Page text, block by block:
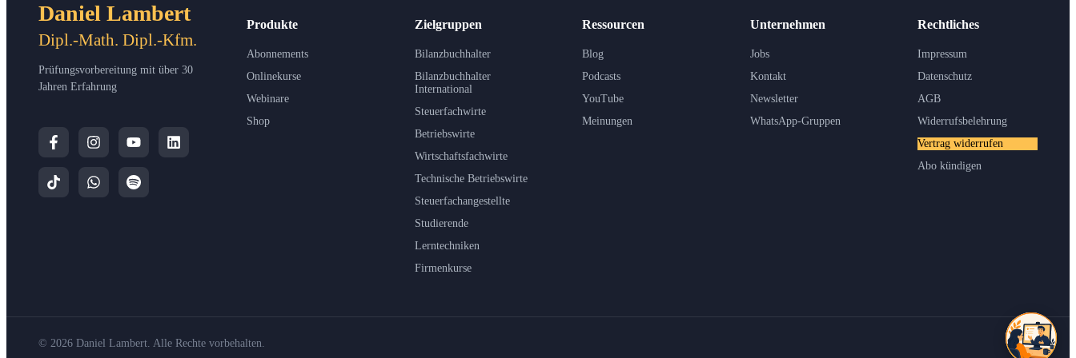
Daniel Lambert
Dipl.-Math. Dipl.-Kfm.
Prüfungsvorbereitung mit über 30
Jahren Erfahrung
Produkte
Abonnements
Onlinekurse
Webinare
Shop
Zielgruppen
Bilanzbuchhalter
Bilanzbuchhalter
International
Steuerfachwirte
Betriebswirte
Wirtschaftsfachwirte
Technische Betriebswirte
Steuerfachangestellte
Studierende
Lerntechniken
Firmenkurse
Ressourcen
Blog
Podcasts
YouTube
Meinungen
Unternehmen
Jobs
Kontakt
Newsletter
WhatsApp-Gruppen
Rechtliches
Impressum
Datenschutz
AGB
Widerrufsbelehrung
Vertrag widerrufen
Abo kündigen
© 2026 Daniel Lambert. Alle Rechte vorbehalten.